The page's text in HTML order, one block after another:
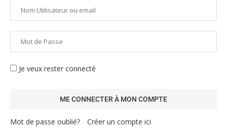
Je veux rester connecté
Mot de passe oublié? Créer un compte ici